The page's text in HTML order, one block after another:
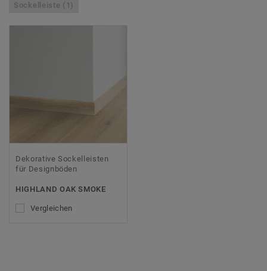
Sockelleiste (1)
Dekorative Sockelleisten
für Designböden
HIGHLAND OAK SMOKE
Vergleichen